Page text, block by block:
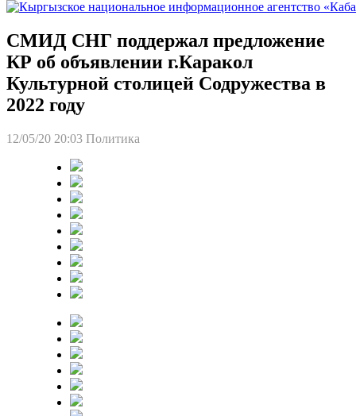
СМИД СНГ поддержал предложение
КР об объявлении г.Каракол
Культурной столицей Содружества в
2022 году
12/05/20 20:03 Политика